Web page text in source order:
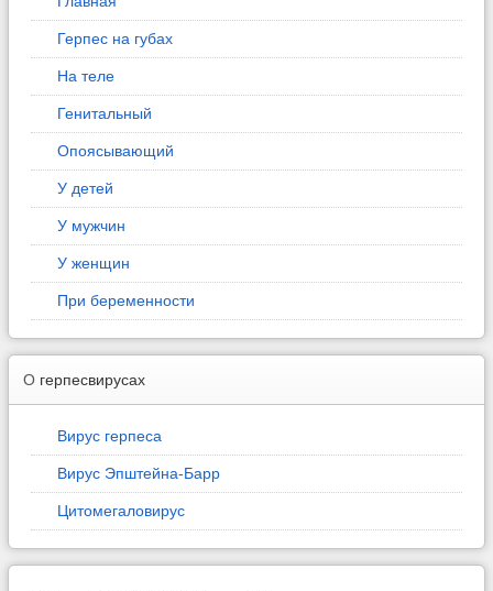
Герпес на губах
На теле
Генитальный
Опоясывающий
У детей
У мужчин
У женщин
При беременности
О герпесвирусах
Вирус герпеса
Вирус Эпштейна-Барр
Цитомегаловирус